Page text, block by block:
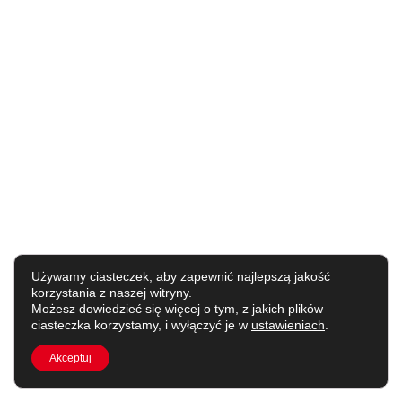
Używamy ciasteczek, aby zapewnić najlepszą jakość
korzystania z naszej witryny.
Możesz dowiedzieć się więcej o tym, z jakich plików
ciasteczka korzystamy, i wyłączyć je w ustawieniach
Akceptuj